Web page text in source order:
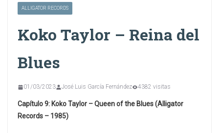
ALLIGATOR RECORDS
Koko Taylor – Reina del
Blues
01/03/2023 José Luis García Fernández 4382 visitas
Capítulo 9: Koko Taylor – Queen of the Blues (Alligator
Records – 1985)